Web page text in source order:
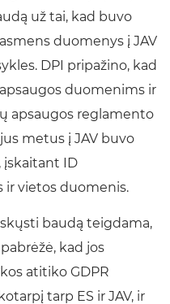
už tai, kad buvo
duomenys į JAV
DPI pripažino, kad
duomenims ir
apsaugos reglamento
metus į JAV buvo
ID
ir vietos duomenis.
baudą teigdama,
kad jos
atitiko GDPR
tarp ES ir JAV, ir